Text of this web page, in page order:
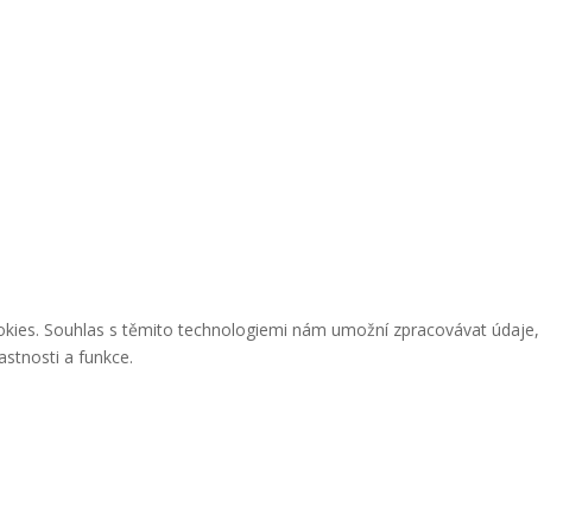
Souhlas s těmito technologiemi nám umožní zpracovávat údaje,
a funkce.